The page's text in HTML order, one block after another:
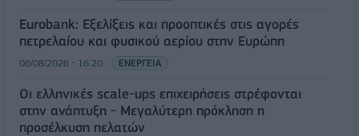
Eurobank: Εξελίξεις και προοπτικές στις αγορές
πετρελαίου και φυσικού αερίου στην Ευρώπη
06/08/2026 - 16:20 ΕΝΕΡΓΕΙΑ
Οι ελληνικές scale-ups επιχειρήσεις στρέφονται
στην ανάπτυξη - Μεγαλύτερη πρόκληση η
προσέλκυση πελατών